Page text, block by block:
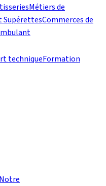
Métiers de
SupérettesCommerces de
techniqueFormation
Notre